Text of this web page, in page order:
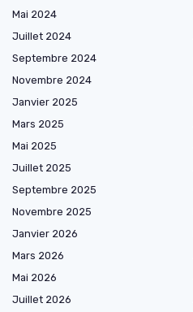
Mai 2024
Juillet 2024
Septembre 2024
Novembre 2024
Janvier 2025
Mars 2025
Mai 2025
Juillet 2025
Septembre 2025
Novembre 2025
Janvier 2026
Mars 2026
Mai 2026
Juillet 2026